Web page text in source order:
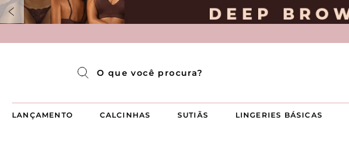
LANÇAMENTO CALCINHAS SUTIÃS LINGERIES BÁSICAS
Pijama Longo Americado Aberto Luma
Pijama Capri Aberto
Pijama Curto Aberto